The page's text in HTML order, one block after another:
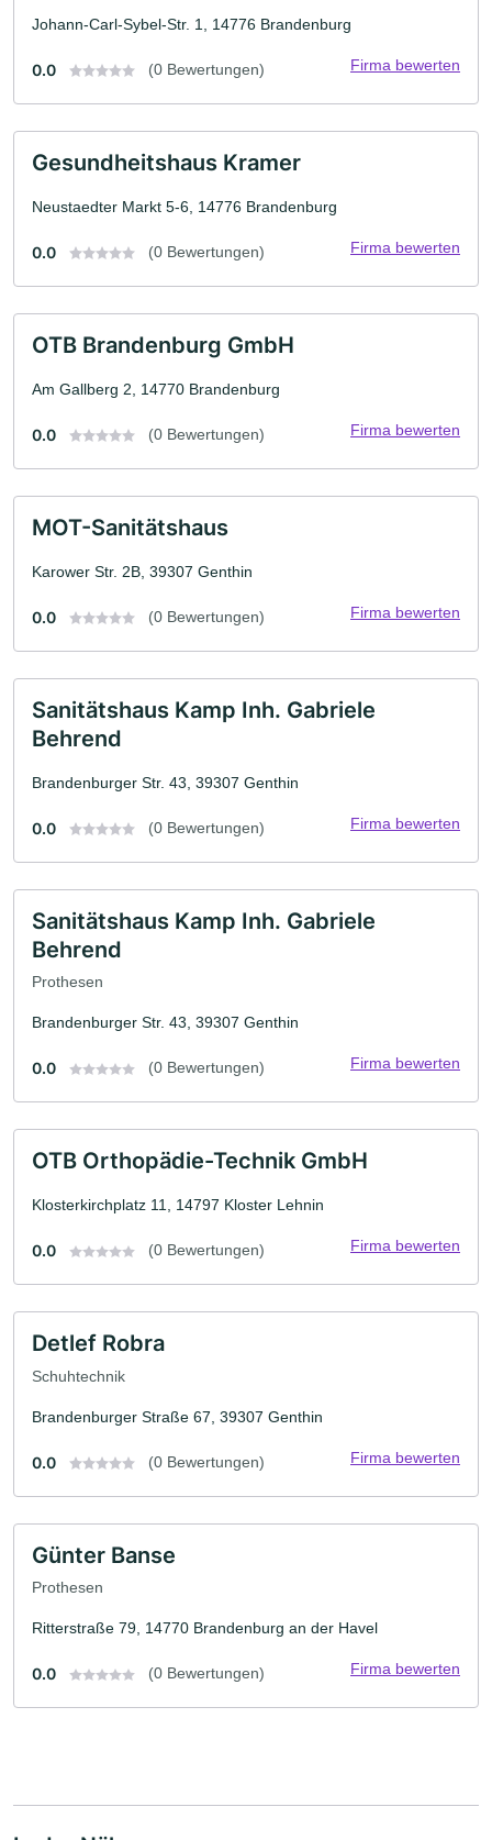
Johann-Carl-Sybel-Str. 1, 14776 Brandenburg
0.0 (0 Bewertungen) Firma bewerten
Gesundheitshaus Kramer
Neustaedter Markt 5-6, 14776 Brandenburg
0.0 (0 Bewertungen) Firma bewerten
OTB Brandenburg GmbH
Am Gallberg 2, 14770 Brandenburg
0.0 (0 Bewertungen) Firma bewerten
MOT-Sanitätshaus
Karower Str. 2B, 39307 Genthin
0.0 (0 Bewertungen) Firma bewerten
Sanitätshaus Kamp Inh. Gabriele
Behrend
Brandenburger Str. 43, 39307 Genthin
0.0 (0 Bewertungen) Firma bewerten
Sanitätshaus Kamp Inh. Gabriele
Behrend
Prothesen
Brandenburger Str. 43, 39307 Genthin
0.0 (0 Bewertungen) Firma bewerten
OTB Orthopädie-Technik GmbH
Klosterkirchplatz 11, 14797 Kloster Lehnin
0.0 (0 Bewertungen) Firma bewerten
Detlef Robra
Schuhtechnik
Brandenburger Straße 67, 39307 Genthin
0.0 (0 Bewertungen) Firma bewerten
Günter Banse
Prothesen
Ritterstraße 79, 14770 Brandenburg an der Havel
0.0 (0 Bewertungen) Firma bewerten